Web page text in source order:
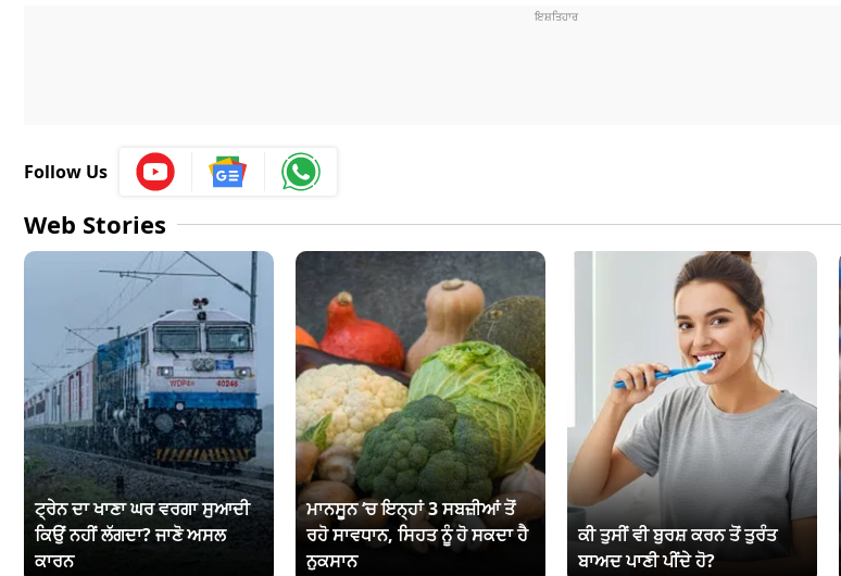
Follow Us
Web Stories
ਟ੍ਰੇਨ ਦਾ ਖਾਣਾ ਘਰ ਵਰਗਾ ਸੁਆਦੀ
ਕਿਉਂ ਨਹੀਂ ਲੱਗਦਾ? ਜਾਣੋ ਅਸਲ
ਕਾਰਨ
ਮਾਨਸੂਨ ‘ਚ ਇਨ੍ਹਾਂ 3 ਸਬਜ਼ੀਆਂ ਤੋਂ
ਰਹੋ ਸਾਵਧਾਨ, ਸਿਹਤ ਨੂੰ ਹੋ ਸਕਦਾ ਹੈ
ਨੁਕਸਾਨ
ਕੀ ਤੁਸੀਂ ਵੀ ਬੁਰਸ਼ ਕਰਨ ਤੋਂ ਤੁਰੰਤ
ਬਾਅਦ ਪਾਣੀ ਪੀਂਦੇ ਹੋ?